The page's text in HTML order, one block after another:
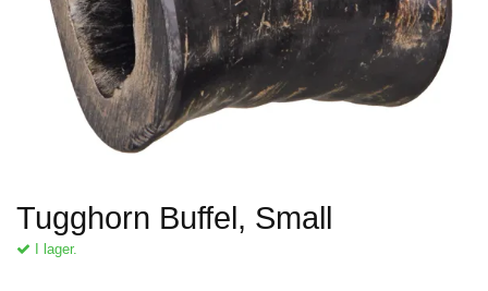
Tugghorn Buffel, Small
I lager.